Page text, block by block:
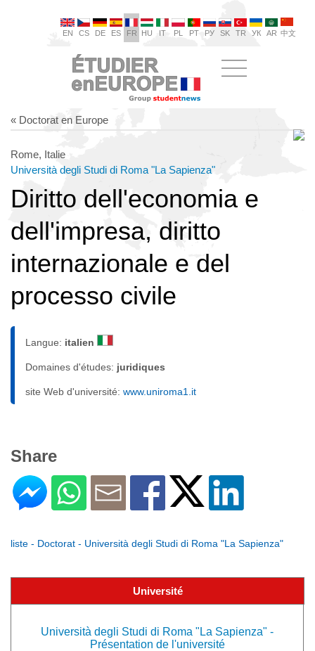
EN CS DE ES FR HU IT PL PT РУ SK TR УК AR 中文
« Doctorat en Europe
Rome, Italie
Università degli Studi di Roma "La Sapienza"
Diritto dell'economia e
dell'impresa, diritto
internazionale e del
processo civile
Langue: italien
Domaines d'études: juridiques
site Web d'université: www.uniroma1.it
Share
liste - Doctorat - Università degli Studi di Roma "La Sapienza"
Université
Università degli Studi di Roma "La Sapienza" -
Présentation de l'université